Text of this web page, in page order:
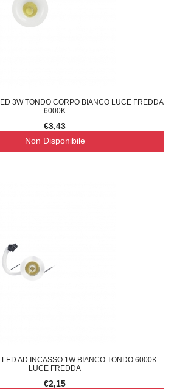
3W TONDO CORPO BIANCO LUCE FREDDA
6000K
€3,43
Non Disponibile
AD INCASSO 1W BIANCO TONDO 6000K
LUCE FREDDA
€2,15